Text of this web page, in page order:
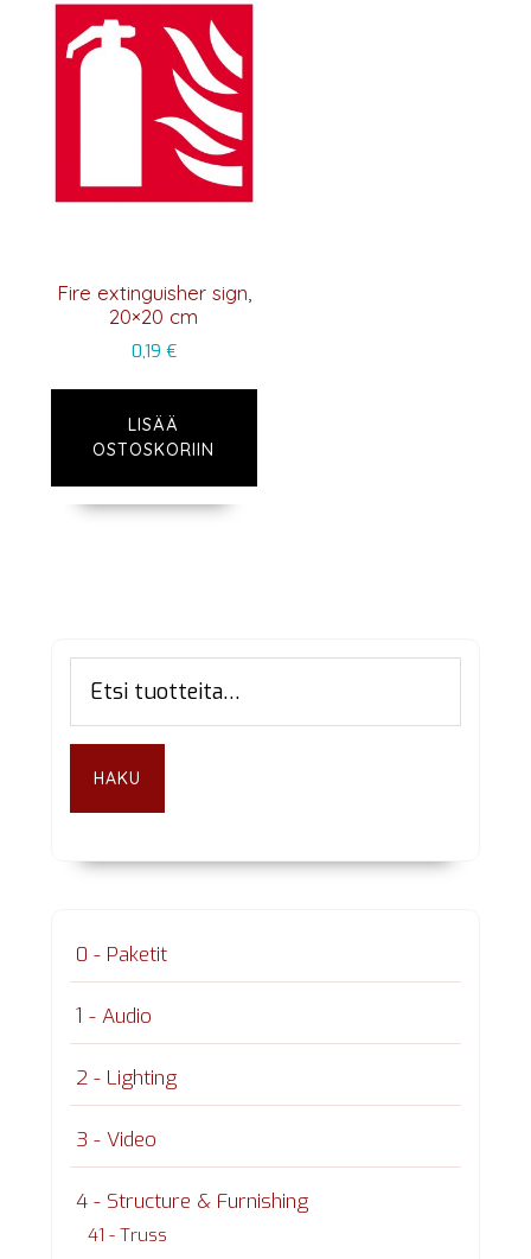
Fire extinguisher sign,
20×20 cm
0,19 €
LISÄÄ
OSTOSKORIIN
Ensisijainen
sivupalkki
HAKU
0 - Paketit
1 - Audio
2 - Lighting
3 - Video
4 - Structure & Furnishing
41 - Truss